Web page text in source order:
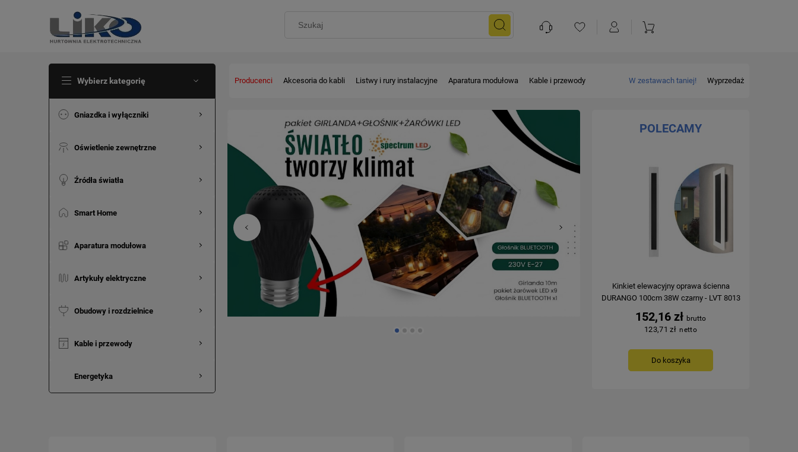
Wybierz kategorię
Gniazdka i wyłączniki
Oświetlenie zewnętrzne
Źródła światła
Smart Home
Aparatura modułowa
Artykuły elektryczne
Obudowy i rozdzielnice
Kable i przewody
Energetyka
Producenci Akcesoria do kabli Listwy i rury instalacyjne Aparatura modułowa Kable i przewody W zestawach taniej! Wyprzedaż
POLECAMY
Kinkiet elewacyjny oprawa ścienna
DURANGO 100cm 38W czarny - LVT 8013
152,16 zł
123,71 zł
Do koszyka